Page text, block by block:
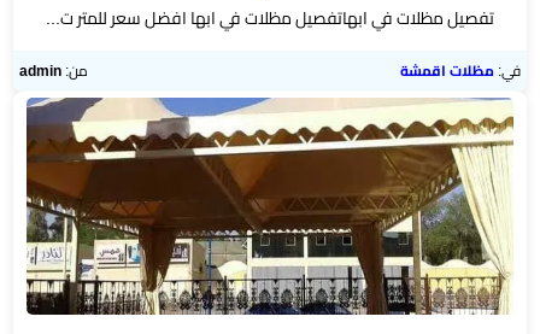
تركيب
سواتر
الخميس
مظلات
برجولات
حدائق
▼
تركيب
تفصيل مظلات في ابهاتفصيل مظلات في ابها افضل سعر للمتر ت...
في:مظلات اقمشة من:admin